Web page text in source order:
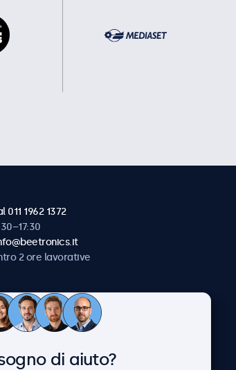
1962 1372
2 ore lavorative
Chi siamo
di aiuto?